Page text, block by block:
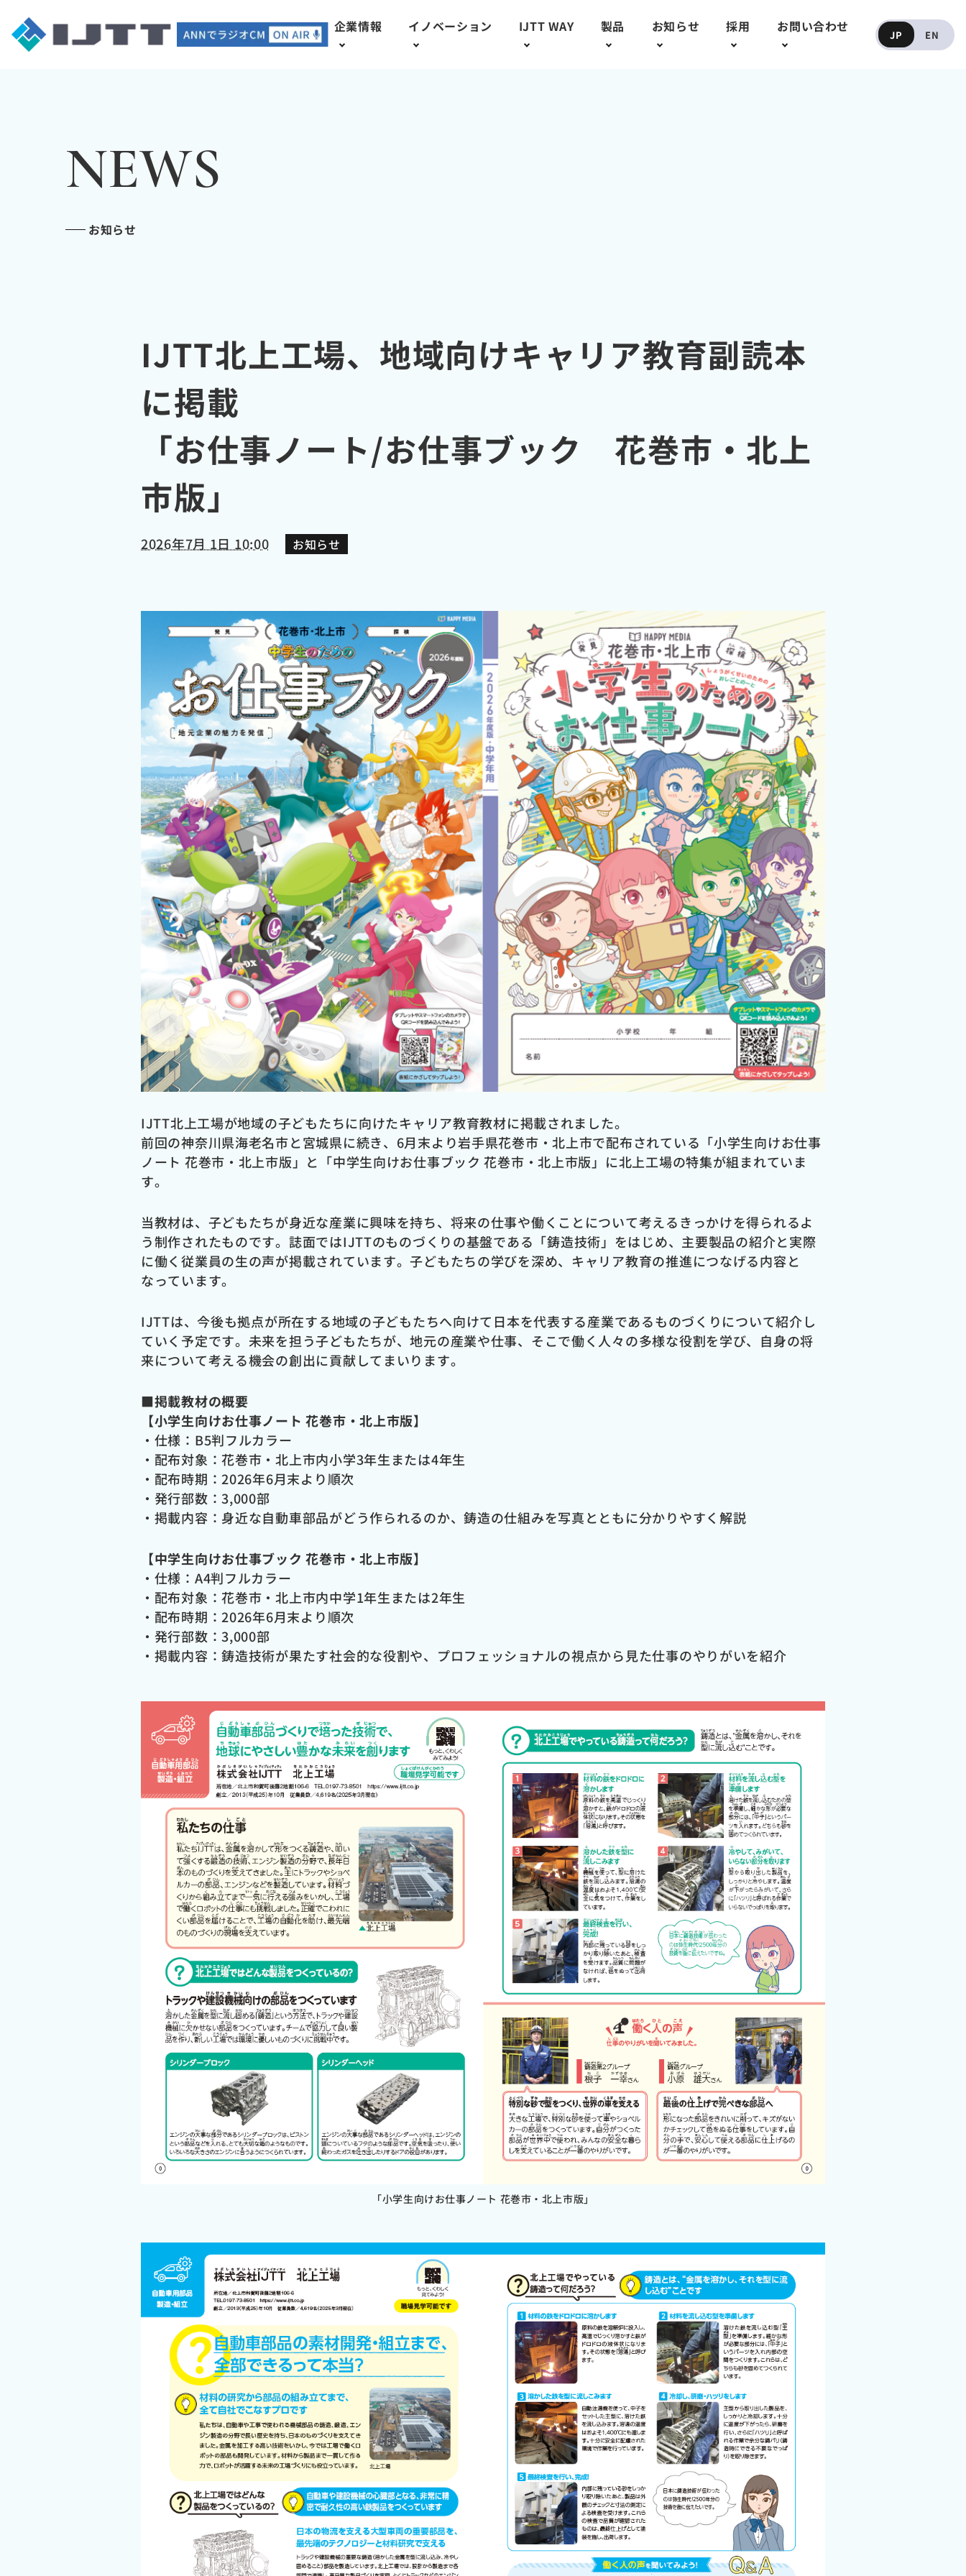
企業情報
会社概要
イノベーション
IJTT WAY 製品 お知らせ 採用 お問い合わせ JP EN
NEWS
お知らせ
IJTT北上工場、地域向けキャリア教育副読本
に掲載
「お仕事ノート/お仕事ブック 花巻市・北上
市版」
2026年7月 1日 10:00 お知らせ
IJTT北上工場が地域の子どもたちに向けたキャリア教育教材に掲載されました。
前回の神奈川県海老名市と宮城県に続き、6月末より岩手県花巻市・北上市で配布されている「小学生向けお仕事
ノート 花巻市・北上市版」と「中学生向けお仕事ブック 花巻市・北上市版」に北上工場の特集が組まれていま
す。
当教材は、子どもたちが身近な産業に興味を持ち、将来の仕事や働くことについて考えるきっかけを得られるよ
う制作されたものです。誌面ではIJTTのものづくりの基盤である「鋳造技術」をはじめ、主要製品の紹介と実際
に働く従業員の生の声が掲載されています。子どもたちの学びを深め、キャリア教育の推進につなげる内容と
なっています。
IJTTは、今後も拠点が所在する地域の子どもたちへ向けて日本を代表する産業であるものづくりについて紹介し
ていく予定です。未来を担う子どもたちが、地元の産業や仕事、そこで働く人々の多様な役割を学び、自身の将
来について考える機会の創出に貢献してまいります。
■掲載教材の概要
【小学生向けお仕事ノート 花巻市・北上市版】
・仕様：B5判フルカラー
・配布対象：花巻市・北上市内小学3年生または4年生
・配布時期：2026年6月末より順次
・発行部数：3,000部
・掲載内容：身近な自動車部品がどう作られるのか、鋳造の仕組みを写真とともに分かりやすく解説
【中学生向けお仕事ブック 花巻市・北上市版】
・仕様：A4判フルカラー
・配布対象：花巻市・北上市内中学1年生または2年生
・配布時期：2026年6月末より順次
・発行部数：3,000部
・掲載内容：鋳造技術が果たす社会的な役割や、プロフェッショナルの視点から見た仕事のやりがいを紹介
「小学生向けお仕事ノート 花巻市・北上市版」